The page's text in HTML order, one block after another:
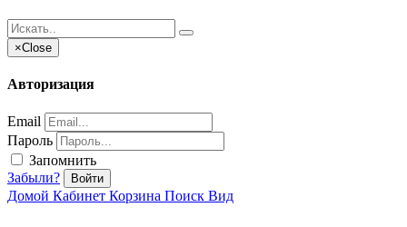
×Close
Авторизация
Email
Пароль
Запомнить
Забыли?
Войти
Домой Кабинет Корзина Поиск Вид